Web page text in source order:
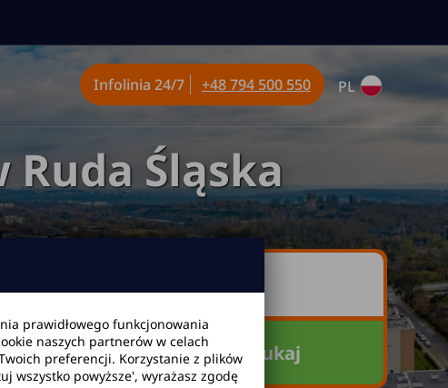
Śląska
Szukaj
Infolinia 24/7 +48 794 500 550 PL
prawidłowego funkcjonowania
naszych partnerów w celach
preferencji. Korzystanie z plików
wszystko powyższe', wyrażasz zgodę